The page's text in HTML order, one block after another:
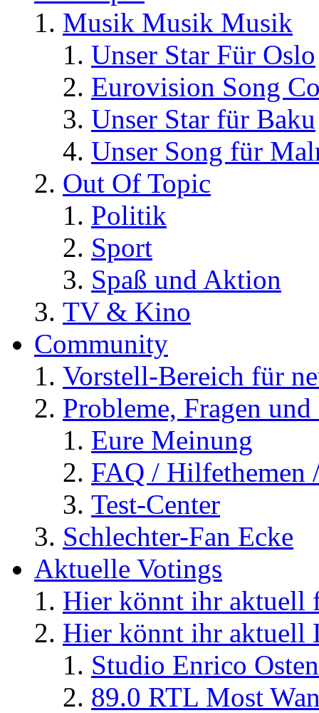
Musik Musik Musik
Unser Star Für Oslo
Eurovision Song
Unser Star für Baku
Unser Song für
Out Of Topic
Politik
Sport
Spaß und Aktion
TV & Kino
Community
Vorstell-Bereich für
Probleme, Fragen
Eure Meinung
FAQ / Hilfethemen
Test-Center
Schlechter-Fan Ecke
Aktuelle Votings
Hier könnt ihr aktuell
Hier könnt ihr aktuell
Studio Enrico
89.0 RTL Most